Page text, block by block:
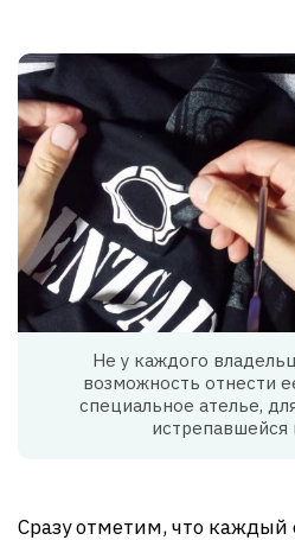
Не у каждого
возможность отнести
специальное ателье,
истрепавшейся
Сразу отметим, что каждый